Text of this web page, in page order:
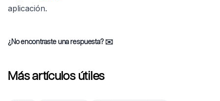
aplicación.
¿No encontraste una respuesta? ✉️
Más artículos útiles